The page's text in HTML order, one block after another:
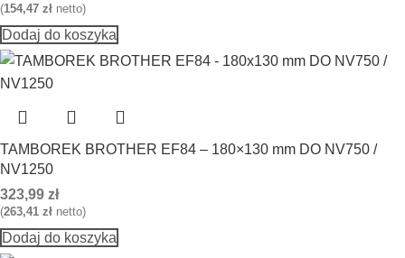
(154,47 zł netto)
Dodaj do koszyka
TAMBOREK BROTHER EF84 – 180×130 mm DO NV750 /
NV1250
323,99 zł
(263,41 zł netto)
Dodaj do koszyka